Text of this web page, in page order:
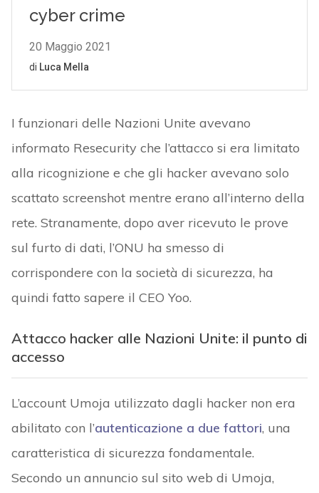
I funzionari delle Nazioni Unite avevano
informato Resecurity che l’attacco si era limitato
alla ricognizione e che gli hacker avevano solo
scattato screenshot mentre erano all’interno della
rete. Stranamente, dopo aver ricevuto le prove
sul furto di dati, l’ONU ha smesso di
corrispondere con la società di sicurezza, ha
quindi fatto sapere il CEO Yoo.
Attacco hacker alle Nazioni Unite: il punto di
accesso
L’account Umoja utilizzato dagli hacker non era
abilitato con l’autenticazione a due fattori, una
caratteristica di sicurezza fondamentale.
Secondo un annuncio sul sito web di Umoja,